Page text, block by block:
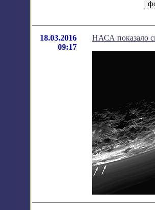
18.03.2016
09:17
НАСА показало